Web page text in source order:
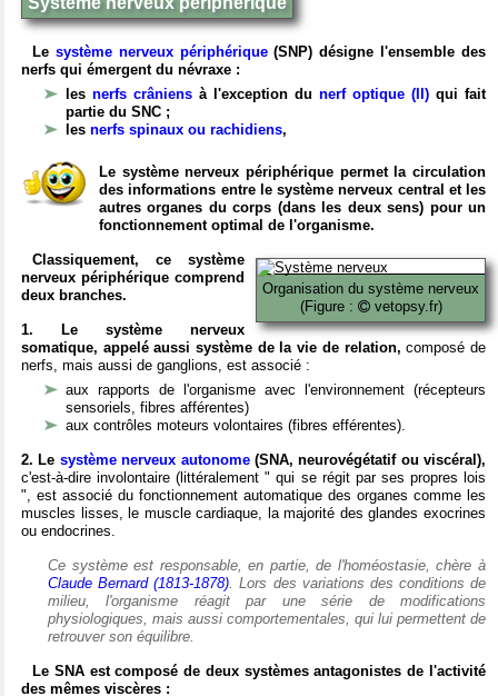
Le système nerveux périphérique(SNP) désigne l'ensemble des
nerfs qui émergent du névraxe :
les nerfs crâniens à l'exception du nerf optique (II) qui fait
partie du SNC ;
les nerfs spinaux ou rachidiens,
Le système nerveux périphérique permet la circulation
des informations entre le système nerveux central et les
autres organes du corps (dans les deux sens) pour un
fonctionnement optimal de l'organisme.
Organisation du système nerveux
(Figure :
vetopsy.fr)
Classiquement, ce système
nerveux périphérique comprend
deux branches.
1. Le système nerveux
somatique, appelé aussi système de la vie de relation, composé de
nerfs, mais aussi de ganglions, est associé :
aux rapports de l'organisme avec l'environnement (récepteurs
sensoriels, fibres afférentes)
aux contrôles moteurs volontaires (fibres efférentes).
2. Le système nerveux autonome(SNA, neurovégétatif ou viscéral),
c'est-à-dire involontaire (littéralement " qui se régit par ses propres lois
", est associé du fonctionnement automatique des organes comme les
muscles lisses, le muscle cardiaque, la majorité des glandes exocrines
ou endocrines.
Ce système est responsable, en partie, de l'homéostasie, chère à
Claude Bernard (1813-1878). Lors des variations des conditions de
milieu, l'organisme réagit par une série de modifications
physiologiques, mais aussi comportementales, qui lui permettent de
retrouver son équilibre.
Le SNA est composé de deux systèmes antagonistes de l'activité
des mêmes viscères :